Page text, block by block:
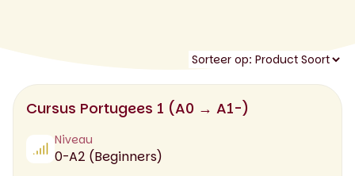
Cursus Portugees 1 (A0 → A1-)
Niveau
0-A2 (Beginners)